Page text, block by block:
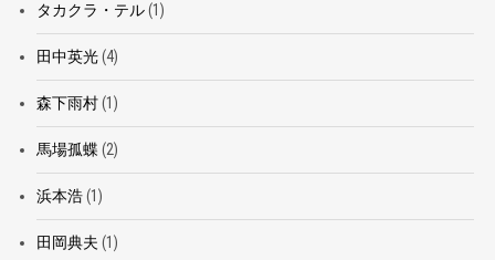
タカクラ・テル(1)
田中英光(4)
森下雨村(1)
馬場孤蝶 (2)
浜本浩(1)
田岡典夫 (1)